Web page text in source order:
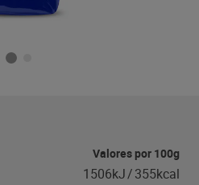
Valores por 100g
1506kJ/355kcal